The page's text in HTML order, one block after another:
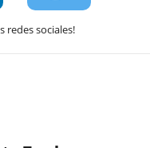
redes sociales!